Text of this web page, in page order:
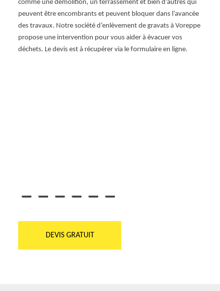
comme une démolition, un terrassement et bien d’autres qui
peuvent être encombrants et peuvent bloquer dans l’avancée
des travaux. Notre société d’enlèvement de gravats à Voreppe
propose une intervention pour vous aider à évacuer vos
déchets. Le devis est à récupérer via le formulaire en ligne.
DEVIS GRATUIT